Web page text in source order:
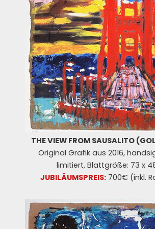
THE VIEW FROM SAUSALITO
Original Grafik aus 2016,
limitiert, Blattgröße: 73 x
JUBILÄUMSPREIS: 700€ (inkl.